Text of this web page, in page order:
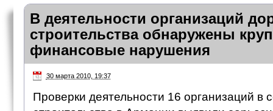
В деятельности организаций
строительства обнаружены
финансовые нарушения
30 марта 2010, 19:37
Проверки деятельности 16 организаций в